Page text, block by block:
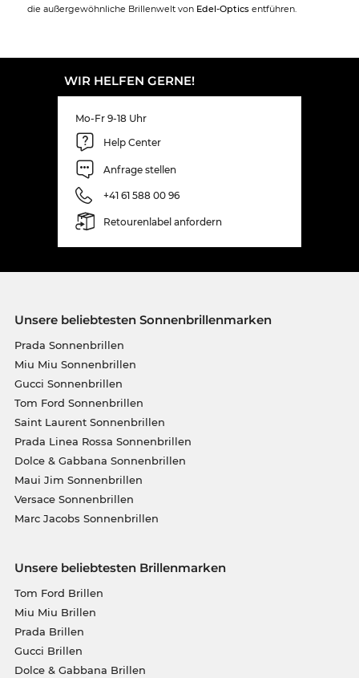
die außergewöhnliche Brillenwelt von Edel-Optics entführen.
WIR HELFEN GERNE!
Mo-Fr 9-18 Uhr
Help Center
Anfrage stellen
+41 61 588 00 96
Retourenlabel anfordern
Unsere beliebtesten Sonnenbrillenmarken
Prada Sonnenbrillen
Miu Miu Sonnenbrillen
Gucci Sonnenbrillen
Tom Ford Sonnenbrillen
Saint Laurent Sonnenbrillen
Prada Linea Rossa Sonnenbrillen
Dolce & Gabbana Sonnenbrillen
Maui Jim Sonnenbrillen
Versace Sonnenbrillen
Marc Jacobs Sonnenbrillen
Unsere beliebtesten Brillenmarken
Tom Ford Brillen
Miu Miu Brillen
Prada Brillen
Gucci Brillen
Dolce & Gabbana Brillen